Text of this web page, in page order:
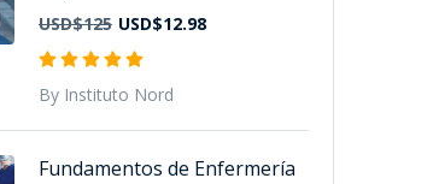
USD$125 USD$12.98
By Instituto Nord
Fundamentos de Enfermería